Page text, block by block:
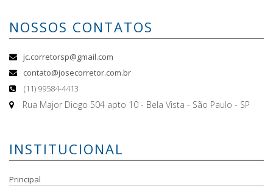
NOSSOS CONTATOS
jc.corretorsp@gmail.com
contato@josecorretor.com.br
(11) 99584-4413
Rua Major Diogo 504 apto 10 - Bela Vista - São Paulo - SP
INSTITUCIONAL
Principal